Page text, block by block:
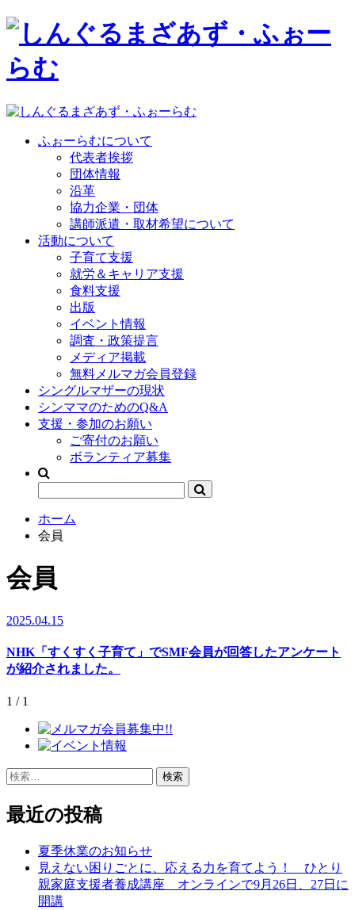
ふぉーらむについて
代表者挨拶
団体情報
沿革
協力企業・団体
講師派遣・取材希望について
活動について
子育て支援
就労＆キャリア支援
食料支援
出版
イベント情報
調査・政策提言
メディア掲載
無料メルマガ会員登録
シングルマザーの現状
シンママのためのQ&A
支援・参加のお願い
ご寄付のお願い
ボランティア募集
ホーム
会員
会員
2025.04.15
NHK「すくすく子育て」でSMF会員が回答したアンケート
が紹介されました。
1 / 1
検
最近の投稿
夏季休業のお知らせ
見えない困りごとに、応える力を育てよう！ ひとり
親家庭支援者養成講座 オンラインで9月26日、27日に
開講